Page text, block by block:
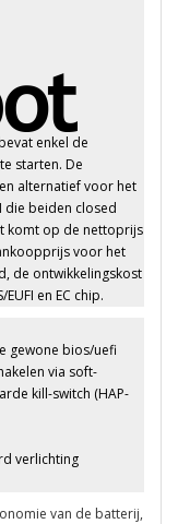
enkel de
starten. De
alternatief voor het
die beiden closed
komt op de nettoprijs
voor het
de ontwikkelingskost
en EC chip.
gewone bios/uefi
via soft-
kill-switch (HAP-
verlichting
van de batterij,